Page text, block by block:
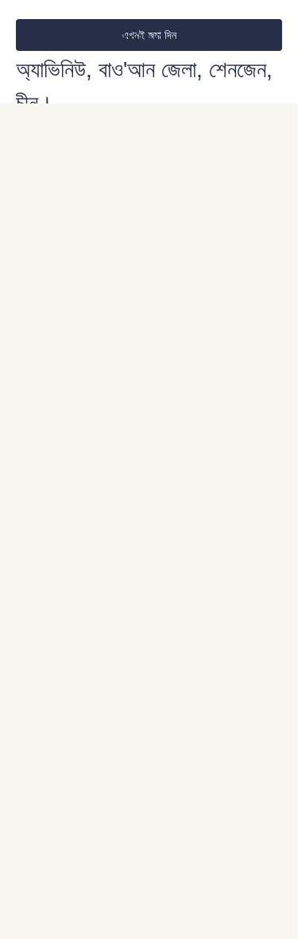
এখনই জমা দিন
যোগ করুন: নং ৮২১০, বাও'আন
অ্যাভিনিউ, বাও'আন জেলা, শেনজেন,
চীন।